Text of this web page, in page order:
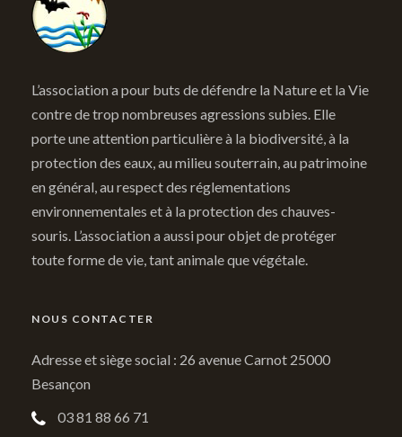
L’association a pour buts de défendre la Nature et la Vie
contre de trop nombreuses agressions subies. Elle
porte une attention particulière à la biodiversité, à la
protection des eaux, au milieu souterrain, au patrimoine
en général, au respect des réglementations
environnementales et à la protection des chauves-
souris. L’association a aussi pour objet de protéger
toute forme de vie, tant animale que végétale.
NOUS CONTACTER
Adresse et siège social : 26 avenue Carnot 25000
Besançon
03 81 88 66 71